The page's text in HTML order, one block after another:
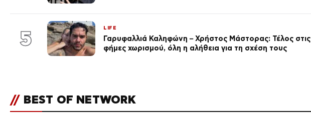
5 LIFE
Γαρυφαλλιά Καληφώνη – Χρήστος Μάστορας: Τέλος στις
φήμες χωρισμού, όλη η αλήθεια για τη σχέση τους
// BEST OF NETWORK